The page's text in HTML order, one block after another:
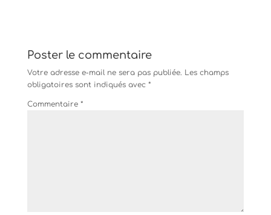
Poster le commentaire
Votre adresse e-mail ne sera pas publiée. Les champs
obligatoires sont indiqués avec *
Commentaire *